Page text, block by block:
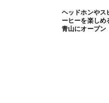
ヘッドホンやス
ーヒーを楽しめ
青山にオープン